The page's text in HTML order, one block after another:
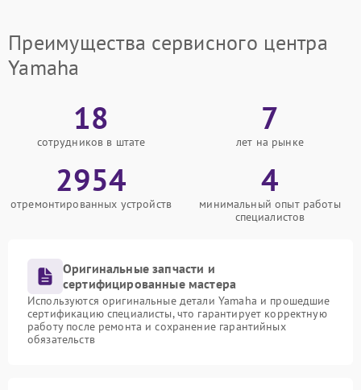
Преимущества сервисного центра
Yamaha
18
сотрудников в штате
7
лет на рынке
2954
отремонтированных устройств
4
минимальный опыт работы
специалистов
Оригинальные запчасти и
сертифицированные мастера
Используются оригинальные детали Yamaha и прошедшие
сертификацию специалисты, что гарантирует корректную
работу после ремонта и сохранение гарантийных
обязательств